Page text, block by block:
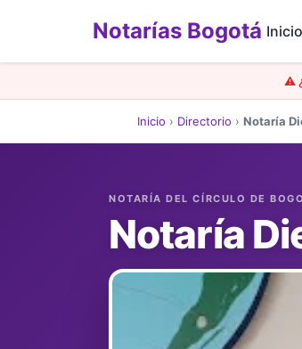
Notarías Bogotá Inicio
⚠️
Inicio › Directorio › Notaría
Notaría